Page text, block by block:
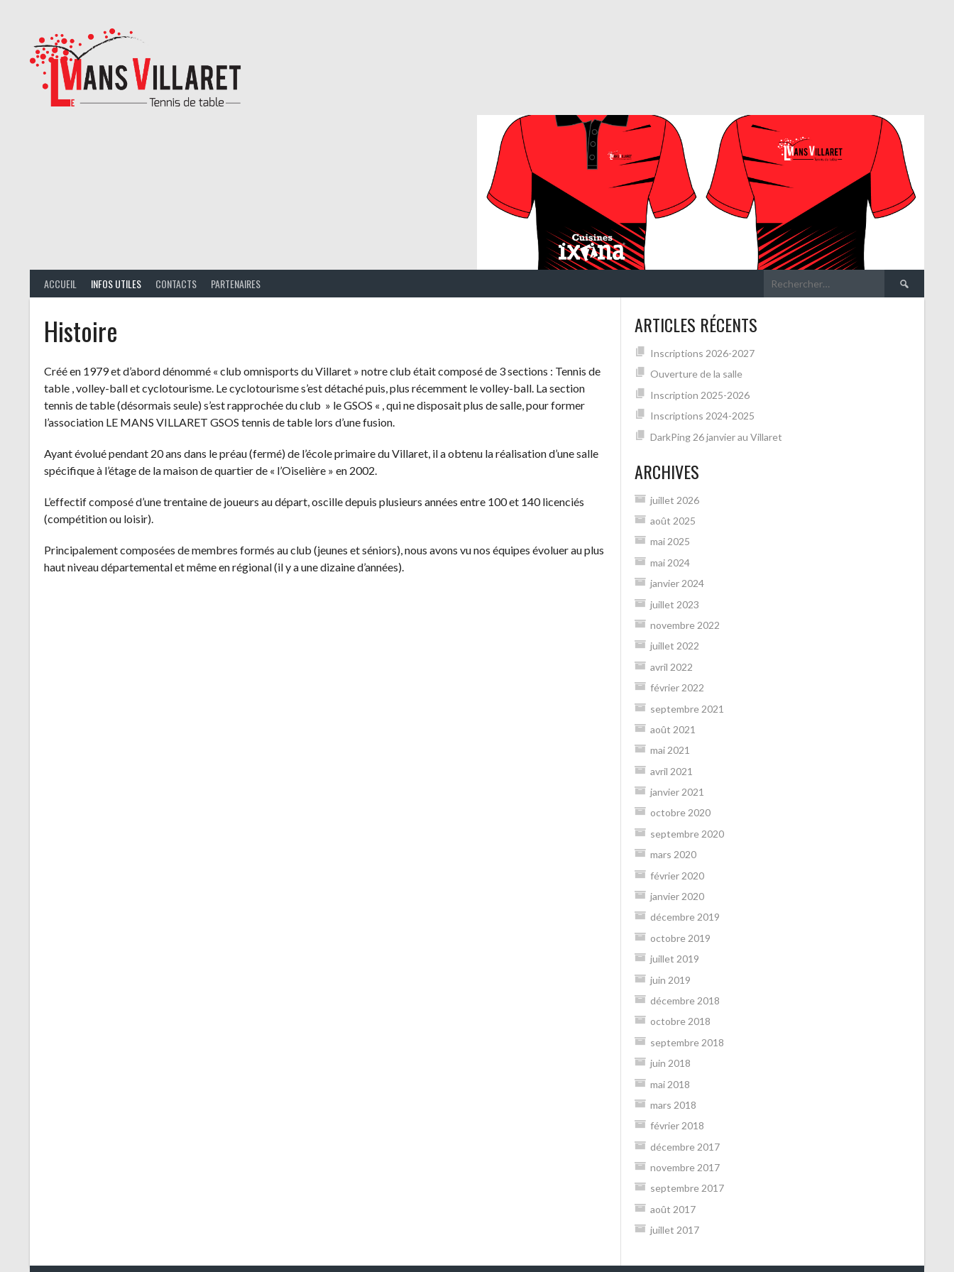
ACCUEIL INFOS UTILES CONTACTS PARTENAIRES Rechercher :
Histoire
Créé en 1979 et d’abord dénommé « club omnisports du Villaret » notre club était composé de 3 sections : Tennis de
table , volley-ball et cyclotourisme. Le cyclotourisme s’est détaché puis, plus récemment le volley-ball. La section
tennis de table (désormais seule) s’est rapprochée du club » le GSOS « , qui ne disposait plus de salle, pour former
l’association LE MANS VILLARET GSOS tennis de table lors d’une fusion.
Ayant évolué pendant 20 ans dans le préau (fermé) de l’école primaire du Villaret, il a obtenu la réalisation d’une salle
spécifique à l’étage de la maison de quartier de « l’Oiselière » en 2002.
L’effectif composé d’une trentaine de joueurs au départ, oscille depuis plusieurs années entre 100 et 140 licenciés
(compétition ou loisir).
Principalement composées de membres formés au club (jeunes et séniors), nous avons vu nos équipes évoluer au plus
haut niveau départemental et même en régional (il y a une dizaine d’années).
ARTICLES RÉCENTS
Inscriptions 2026-2027
Ouverture de la salle
Inscription 2025-2026
Inscriptions 2024-2025
DarkPing 26 janvier au Villaret
ARCHIVES
juillet 2026
août 2025
mai 2025
mai 2024
janvier 2024
juillet 2023
novembre 2022
juillet 2022
avril 2022
février 2022
septembre 2021
août 2021
mai 2021
avril 2021
janvier 2021
octobre 2020
septembre 2020
mars 2020
février 2020
janvier 2020
décembre 2019
octobre 2019
juillet 2019
juin 2019
décembre 2018
octobre 2018
septembre 2018
juin 2018
mai 2018
mars 2018
février 2018
décembre 2017
novembre 2017
septembre 2017
août 2017
juillet 2017